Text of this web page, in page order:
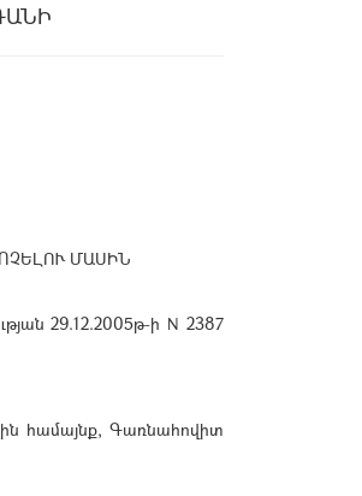
ՄԱՍԻՆ
29.12.2005թ-ի N 2387
համայնք, Գառնահովիտ